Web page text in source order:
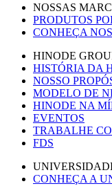
NOSSAS
PRODUTOS
CONHEÇA
HINODE
HISTÓRIA DA
NOSSO
MODELO DE
HINODE NA
EVENTOS
TRABALHE
FDS
CONHEÇA A